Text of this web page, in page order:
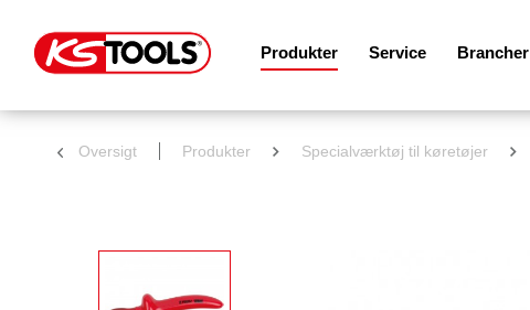
Produkter Service Brancher
Oversigt Produkter Specialværktøj til køretøjer